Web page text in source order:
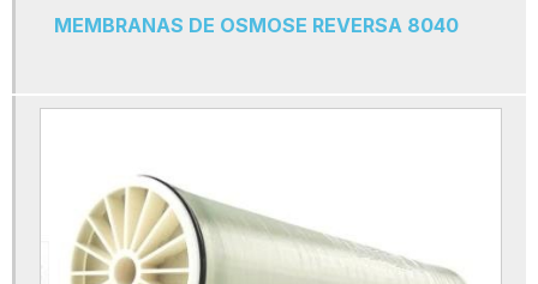
Membranas de osmose reversa 4040
Membranas de ultrafiltração
Osmose reversa filtro
Osmose reversa industrial
Osmose reversa membrana
MEMBRANAS DE OSMOSE REVERSA 8040